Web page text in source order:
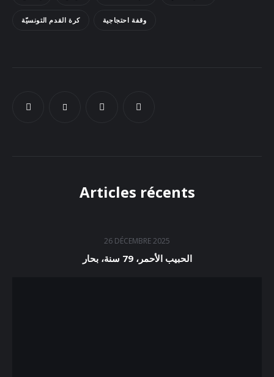
كرة القدم التونسيّة وقفة احتجاجية
Articles récents
26 DÉCEMBRE 2025
الحبيب الأحمر، 79 سنة، بحار